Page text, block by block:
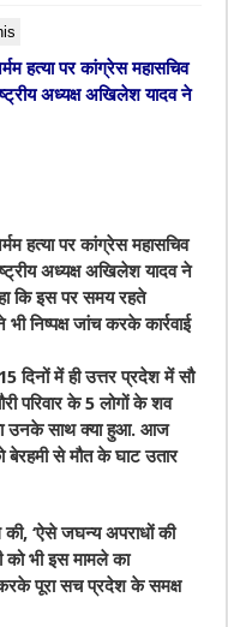
हत्या पर कांग्रेस महासचिव
अध्यक्ष अखिलेश यादव ने
हत्या पर कांग्रेस महासचिव
अध्यक्ष अखिलेश यादव ने
कि इस पर समय रहते
भी निष्पक्ष जांच करके कार्रवाई
दिनों में ही उत्तर प्रदेश में सौ
परिवार के 5 लोगों के शव
उनके साथ क्या हुआ. आज
से मौत के घाट उतार
की, ‘ऐसे जघन्य अपराधों की
को भी इस मामले का
करके पूरा सच प्रदेश के समक्ष